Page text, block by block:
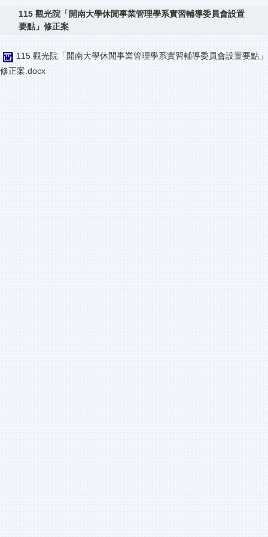
115 觀光院「開南大學休閒事業管理學系實習輔導委員會設置
要點」修正案
115 觀光院「開南大學休閒事業管理學系實習輔導委員會設置要點」
修正案.docx